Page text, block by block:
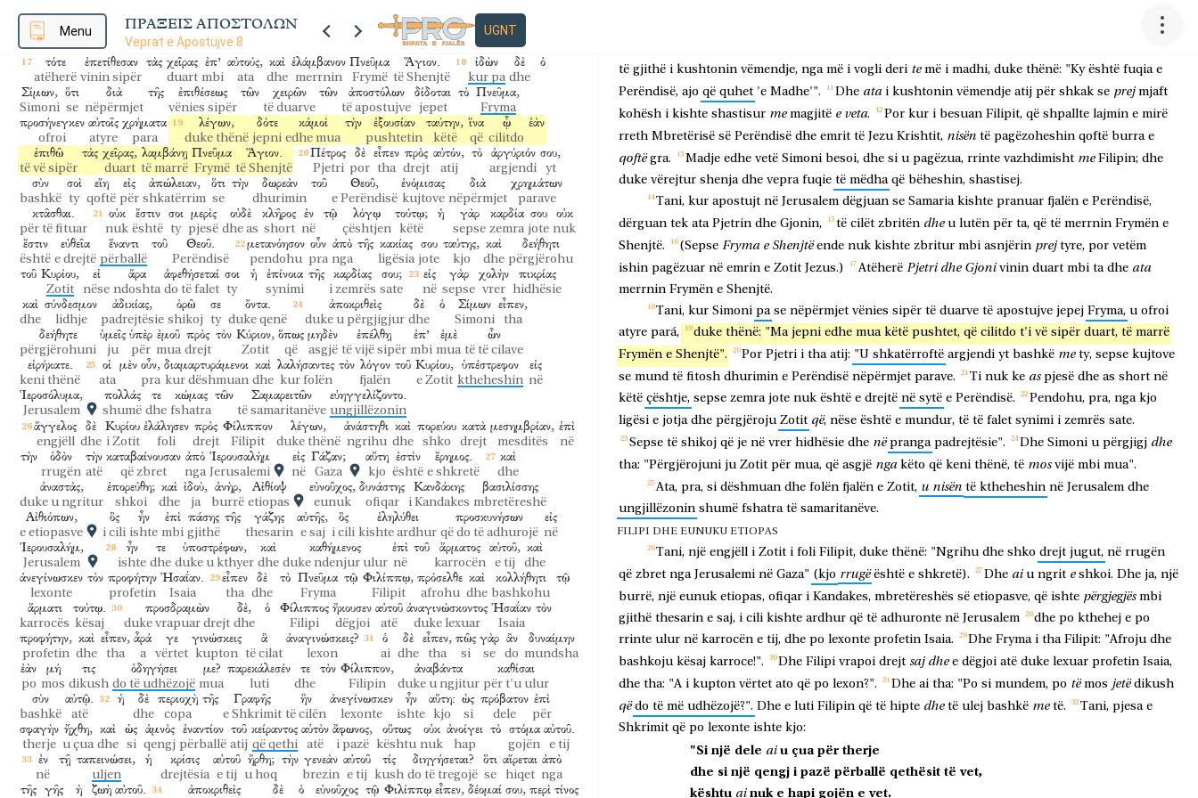
Menu ΠΡΑΞΕΙΣ ΑΠΟΣΤΟΛΩΝ
Veprat e Apostujve 8
UGNT
duke zbritur u lutën për ata që të merrnin të Shenjtë ende nuk sepse
ἐπ’
mbi
οὐδενὶ
asnjë
αὐτῶν
të atyre
ἐπιπεπτωκός,
duke pasë rënë
μόνον
vetëm
δὲ βεβαπτισμένοι ὑπῆρχον εἰς
në
τὸ ὄνομα
emrin
τοῦ Κυρίου
e Zotit
τότε
atëherë
ἐπετίθεσαν
vinin sipër
τὰς χεῖρας
duart
ἐπ’
mbi
αὐτούς,
ata
καὶ
dhe
ἐλάμβανον
merrnin
Πνεῦμα
Frymë
Ἅγιον.
të Shenjtë
ἰδὼν
kur pa
δὲ
dhe
ὁ
Σίμων,
Simoni
ὅτι
se
διὰ
nëpërmjet
τῆς ἐπιθέσεως
vënies sipër
τῶν χειρῶν
të duarve
τῶν ἀποστόλων
të apostujve
δίδοται
jepet
τὸ Πνεῦμα,
Fryma
προσήνεγκεν
ofroi
αὐτοῖς
atyre
χρήματα
para
λέγων,
duke thënë
δότε
jepni
κἀμοὶ
edhe mua
τὴν ἐξουσίαν
pushtetin
ταύτην,
këtë
ἵνα
që
ᾧ
cilitdo
ἐὰν
ἐπιθῶ
të vë sipër
τὰς χεῖρας,
duart
λαμβάνῃ
të marrë
Πνεῦμα
Frymë
Ἅγιον.
të Shenjtë
Πέτρος
Pjetri
δὲ
por
εἶπεν
tha
πρὸς
drejt
αὐτόν,
atij
τὸ ἀργύριόν
argjendi
σου,
yt
σὺν
bashkë
σοὶ
ty
εἴη
qoftë
εἰς
për
ἀπώλειαν,
shkatërrim
ὅτι
se
τὴν δωρεὰν
dhurimin
τοῦ Θεοῦ,
e Perëndisë
ἐνόμισας
kujtove
διὰ
nëpërmjet
χρημάτων
parave
κτᾶσθαι.
për të fituar
οὐκ
nuk
ἔστιν
është
σοι
ty
μερὶς
pjesë
οὐδὲ
dhe as
κλῆρος
short
ἐν
në
τῷ λόγῳ
çështjen
τούτῳ;
këtë
ἡ γὰρ
sepse
καρδία
zemra
σου
jote
οὐκ
nuk
ἔστιν
është
εὐθεῖα
e drejtë
ἔναντι
përballë
τοῦ Θεοῦ.
Perëndisë
μετανόησον
pendohu
οὖν
pra
ἀπὸ
nga
τῆς κακίας
ligësia
σου
jote
ταύτης,
kjo
καὶ
dhe
δεήθητι
përgjërohu
τοῦ Κυρίου,
Zotit
εἰ
nëse
ἄρα
ndoshta
ἀφεθήσεταί
do të falet
σοι
ty
ἡ ἐπίνοια
synimi
τῆς καρδίας
i zemrës
σου;
sate
εἰς
në
γὰρ
sepse
χολὴν
vrer
πικρίας
hidhësie
καὶ
dhe
σύνδεσμον
lidhje
ἀδικίας,
padrejtësie
ὁρῶ
shikoj
σε
ty
ὄντα.
duke qenë
ἀποκριθεὶς
duke u përgjigjur
δὲ
dhe
ὁ Σίμων
Simoni
εἶπεν,
tha
δεήθητε
përgjërohuni
ὑμεῖς
ju
ὑπὲρ
për
ἐμοῦ
mua
πρὸς
drejt
τὸν Κύριον,
Zotit
ὅπως
që
μηδὲν
asgjë
ἐπέλθῃ
të vijë sipër
ἐπ’
mbi
ἐμὲ
mua
ὧν
të të cilave
εἰρήκατε.
keni thënë
οἱ
ata
μὲν οὖν,
pra
διαμαρτυράμενοι
kur dëshmuan
καὶ
dhe
λαλήσαντες
kur folën
τὸν λόγον
fjalën
τοῦ Κυρίου,
e Zotit
ὑπέστρεφον
ktheheshin
εἰς
në
Ἱεροσόλυμα,
Jerusalem
πολλάς
shumë
τε
dhe
κώμας
fshatra
τῶν Σαμαρειτῶν
të samaritanëve
εὐηγγελίζοντο.
ungjillëzonin
ἄγγελος
engjëll
δὲ
dhe
Κυρίου
i Zotit
ἐλάλησεν
foli
πρὸς
drejt
Φίλιππον
Filipit
λέγων,
duke thënë
ἀνάστηθι
ngrihu
καὶ
dhe
πορεύου
shko
κατὰ
drejt
μεσημβρίαν,
mesditës
ἐπὶ
në
τὴν ὁδὸν
rrugën
τὴν
atë
καταβαίνουσαν
që zbret
ἀπὸ
nga
Ἰερουσαλὴμ
Jerusalemi
εἰς
në
Γάζαν;
Gaza
αὕτη
kjo
ἐστὶν
është
ἔρημος.
e shkretë
καὶ
dhe
ἀναστὰς,
duke u ngritur
ἐπορεύθη;
shkoi
καὶ
dhe
ἰδοὺ,
ja
ἀνὴρ,
burrë
Αἰθίοψ
etiopas
εὐνοῦχος,
eunuk
δυνάστης
ofiqar
Κανδάκης
i Kandakes
βασιλίσσης
mbretëreshë
Αἰθιόπων,
e etiopasve
ὃς
i cili
ἦν
ishte
ἐπὶ
mbi
πάσης
gjithë
τῆς γάζης
thesarin
αὐτῆς,
e saj
ὃς
i cili
ἐληλύθει
kishte ardhur
προσκυνήσων
që do të adhurojë
εἰς
në
Ἰερουσαλήμ,
Jerusalem
ἦν
ishte
τε
dhe
ὑποστρέφων,
duke u kthyer
καὶ
dhe
καθήμενος
duke ndenjur ulur
ἐπὶ
në
τοῦ ἅρματος
karrocën
αὐτοῦ,
e tij
καὶ
dhe
ἀνεγίνωσκεν
lexonte
τὸν προφήτην
profetin
Ἠσαΐαν.
Isaia
εἶπεν
tha
δὲ
dhe
τὸ Πνεῦμα
Fryma
τῷ Φιλίππῳ,
Filipit
πρόσελθε
afrohu
καὶ
dhe
κολλήθητι
bashkohu
τῷ
ἅρματι
karrocës
τούτῳ.
kësaj
προσδραμὼν
duke vrapuar drejt
δὲ,
dhe
ὁ Φίλιππος
Filipi
ἤκουσεν
dëgjoi
αὐτοῦ
atë
ἀναγινώσκοντος
duke lexuar
Ἠσαΐαν
Isaia
τὸν
προφήτην,
profetin
καὶ
dhe
εἶπεν,
tha
ἆρά
a
γε
vërtet
γινώσκεις
kupton
ἃ
të cilat
ἀναγινώσκεις?
lexon
ὁ
ai
δὲ
dhe
εἶπεν,
tha
πῶς
si
γὰρ
se
ἂν
do
δυναίμην
mundsha
ἐὰν
po
μή
mos
τις
dikush
ὁδηγήσει
do të udhëzojë
με?
mua
παρεκάλεσέν
luti
τε
dhe
τὸν Φίλιππον,
Filipin
ἀναβάντα
duke u ngjitur
καθίσαι
për t'u ulur
σὺν
bashkë
αὐτῷ.
atë
ἡ δὲ
dhe
περιοχὴ
copa
τῆς Γραφῆς
e Shkrimit
ἣν
të cilën
ἀνεγίνωσκεν
lexonte
ἦν
ishte
αὕτη:
kjo
ὡς
si
πρόβατον
dele
ἐπὶ
për
σφαγὴν
therje
ἤχθη,
u çua
καὶ
dhe
ὡς
si
ἀμνὸς
qengj
ἐναντίον
përballë
τοῦ
atij
κείραντος
që qethi
αὐτὸν
atë
ἄφωνος,
i pazë
οὕτως
kështu
οὐκ
nuk
ἀνοίγει
hap
τὸ στόμα
gojën
αὐτοῦ.
e tij
ἐν
në
τῇ ταπεινώσει,
uljen
ἡ κρίσις
drejtësia
αὐτοῦ
e tij
ἤρθη;
u hoq
τὴν γενεὰν
brezin
αὐτοῦ
e tij
τίς
kush
διηγήσεται?
do të tregojë
ὅτι
se
αἴρεται
hiqet
ἀπὸ
nga
τῆς γῆς ἡ ζωὴ αὐτοῦ. ἀποκριθεὶς δὲ ὁ εὐνοῦχος τῷ Φιλίππῳ εἶπεν, δέομαί σου, περὶ τίνος
të gjithë i kushtonin vëmendje, nga më i vogli deri te më i madhi, duke thënë: "Ky është fuqia e
Perëndisë, ajo që quhet 'e Madhe'". Dhe ata i kushtonin vëmendje atij për shkak se prej mjaft
kohësh i kishte shastisur me magjitë e veta. Por kur i besuan Filipit, që shpallte lajmin e mirë
rreth Mbretërisë së Perëndisë dhe emrit të Jezu Krishtit, nisën të pagëzoheshin qoftë burra e
qoftë gra. Madje edhe vetë Simoni besoi, dhe si u pagëzua, rrinte vazhdimisht me Filipin; dhe
duke vërejtur shenja dhe vepra fuqie të mëdha që bëheshin, shastisej.
Tani, kur apostujt në Jerusalem dëgjuan se Samaria kishte pranuar fjalën e Perëndisë,
dërguan tek ata Pjetrin dhe Gjonin, të cilët zbritën dhe u lutën për ta, që të merrnin Frymën e
Shenjtë.
(Sepse Fryma e Shenjtë ende nuk kishte zbritur mbi asnjërin prej tyre, por vetëm
ishin pagëzuar në emrin e Zotit Jezus.) Atëherë Pjetri dhe Gjoni vinin duart mbi ta dhe ata
merrnin Frymën e Shenjtë.
Tani, kur Simoni pa se nëpërmjet vënies sipër të duarve të apostujve jepej Fryma, u ofroi
atyre pará, duke thënë: "Ma jepni edhe mua këtë pushtet, që cilitdo t'i vë sipër duart, të marrë
Frymën e Shenjtë". Por Pjetri i tha atij: "U shkatërroftë argjendi yt bashkë me ty, sepse kujtove
se mund të fitosh dhurimin e Perëndisë nëpërmjet parave. Ti nuk ke as pjesë dhe as short në
këtë çështje, sepse zemra jote nuk është e drejtë në sytë e Perëndisë. Pendohu, pra, nga kjo
ligësi e jotja dhe përgjëroju Zotit që, nëse është e mundur, të të falet synimi i zemrës sate.
Sepse të shikoj që je në vrer hidhësie dhe në pranga padrejtësie". Dhe Simoni u përgjigj dhe
tha: "Përgjërojuni ju Zotit për mua, që asgjë nga këto që keni thënë, të mos vijë mbi mua".
Ata, pra, si dëshmuan dhe folën fjalën e Zotit, u nisën të ktheheshin në Jerusalem dhe
ungjillëzonin shumë fshatra të samaritanëve.
FILIPI DHE EUNUKU ETIOPAS
Tani, një engjëll i Zotit i foli Filipit, duke thënë: "Ngrihu dhe shko drejt jugut, në rrugën
që zbret nga Jerusalemi në Gaza" (kjo rrugë është e shkretë). Dhe ai u ngrit e shkoi. Dhe ja, një
burrë, një eunuk etiopas, ofiqar i Kandakes, mbretëreshës së etiopasve, që ishte përgjegjës mbi
gjithë thesarin e saj, i cili kishte ardhur që të adhuronte në Jerusalem dhe po kthehej e po
rrinte ulur në karrocën e tij, dhe po lexonte profetin Isaia. Dhe Fryma i tha Filipit: "Afroju dhe
bashkoju kësaj karroce!". Dhe Filipi vrapoi drejt saj dhe e dëgjoi atë duke lexuar profetin Isaia,
dhe tha: "A i kupton vërtet ato që po lexon?". Dhe ai tha: "Po si mundem, po të mos jetë dikush
që do të më udhëzojë?". Dhe e luti Filipin që të hipte dhe të ulej bashkë me të. Tani, pjesa e
Shkrimit që po lexonte ishte kjo:
"Si një dele ai u çua për therje
dhe si një qengj i pazë përballë qethësit të vet,
kështu ai nuk e hapi gojën e vet.